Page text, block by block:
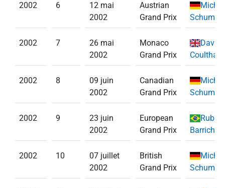
2002 6
12 mai
2002
Austrian
Grand Prix
2002 7
26 mai
2002
Monaco
Grand Prix
David
Coulthard
2002 8
09 juin
2002
Canadian
Grand Prix
2002 9
23 juin
2002
European
Grand Prix
2002 10
07 juillet
2002
British
Grand Prix